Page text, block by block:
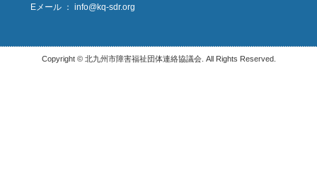
Eメール ： info@kq-sdr.org
Copyright © 北九州市障害福祉団体連絡協議会. All Rights Reserved.